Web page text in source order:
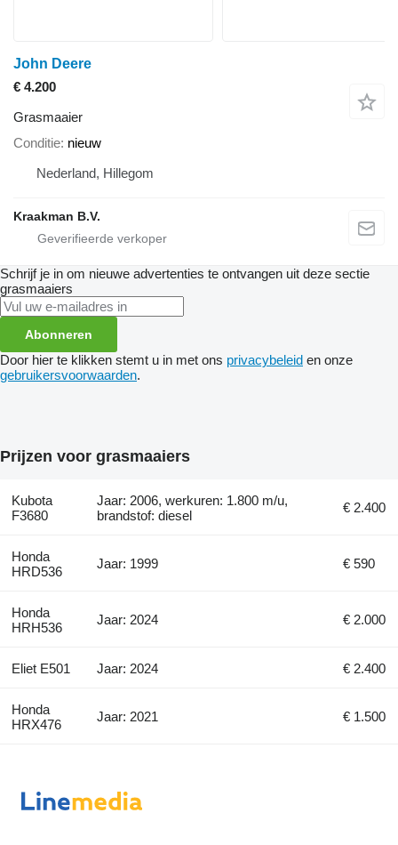
John Deere
€ 4.200
Grasmaaier
Conditie nieuw
Nederland, Hillegom
Kraakman B.V.
Schrijf je in om nieuwe advertenties te ontvangen uit deze sectie
grasmaaiers
Abonneren
Door hier te klikken stemt u in met ons privacybeleid en onze
gebruikersvoorwaarden.
Prijzen voor grasmaaiers
Kubota
F3680
Jaar: 2006, werkuren: 1.800 m/u,
brandstof: diesel
€ 2.400
Honda
HRD536
Jaar: 1999 € 590
Honda
HRH536
Jaar: 2024 € 2.000
Eliet E501 Jaar: 2024 € 2.400
Honda
HRX476
Jaar: 2021 € 1.500